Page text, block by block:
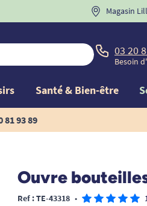
BIENVENUE"
Magasin
03 20
Besoin
Santé & Bien-être
81 93 89
Ouvre
Ref : TE-43318 •